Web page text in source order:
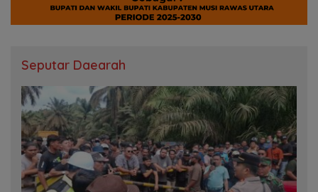
Seputar Daearah